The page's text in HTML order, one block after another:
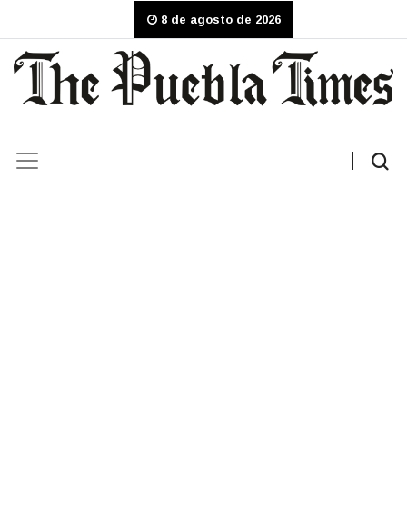
8 de agosto de 2026